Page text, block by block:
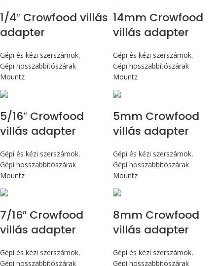
1/4″ Crowfood villás
adapter
Gépi és kézi szerszámok,
Gépi hosszabbítószárak
Mountz
14mm Crowfood
villás adapter
Gépi és kézi szerszámok,
Gépi hosszabbítószárak
Mountz
5/16″ Crowfood
villás adapter
Gépi és kézi szerszámok,
Gépi hosszabbítószárak
Mountz
5mm Crowfood
villás adapter
Gépi és kézi szerszámok,
Gépi hosszabbítószárak
Mountz
7/16″ Crowfood
villás adapter
Gépi és kézi szerszámok,
Gépi hosszabbítószárak
8mm Crowfood
villás adapter
Gépi és kézi szerszámok,
Gépi hosszabbítószárak